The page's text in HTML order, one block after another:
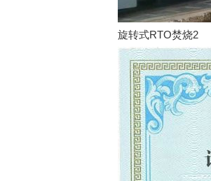
旋转式RTO焚烧2